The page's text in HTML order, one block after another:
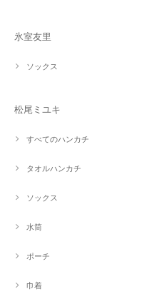
氷室友里
ソックス
松尾ミユキ
すべてのハンカチ
タオルハンカチ
ソックス
水筒
ポーチ
巾着